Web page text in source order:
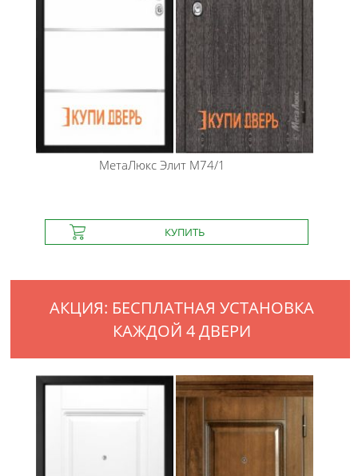
МетаЛюксЭлит М74/1
АКЦИЯ: БЕСПЛАТНАЯ УСТАНОВКА
КАЖДОЙ 4 ДВЕРИ